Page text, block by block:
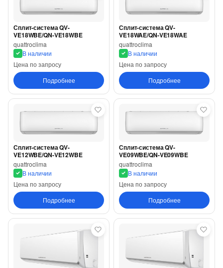
Сплит-система QV-
VE18WBE/QN-VE18WBE
quattroclima
В наличии
Цена по запросу
Подробнее
Сплит-система QV-
VE18WAE/QN-VE18WAE
quattroclima
В наличии
Цена по запросу
Подробнее
Сплит-система QV-
VE12WBE/QN-VE12WBE
quattroclima
В наличии
Цена по запросу
Подробнее
Сплит-система QV-
VE09WBE/QN-VE09WBE
quattroclima
В наличии
Цена по запросу
Подробнее